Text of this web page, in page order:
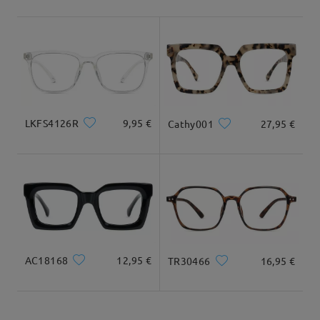
Lamentamos mucho tu experiencia y
comprendemos completamente tu frustración.
producto que buscamos, y te pedimos disculpas por
Agradecemos mucho que nos hayas informado
sobre esto y nos comprometemos a mejorar tanto
nuestros productos como nuestro servicio. Tu
experiencia es importante y queremos asegurarnos
LKFS4126R 9,95 € Cathy001 27,95 €
AC18168 12,95 € TR30466 16,95 €